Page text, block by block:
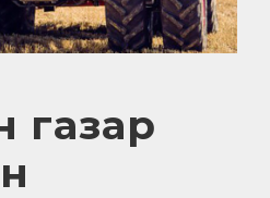
газар